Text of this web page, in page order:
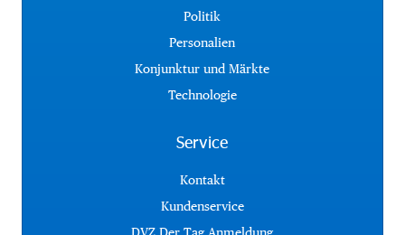
Politik
Personalien
Konjunktur und Märkte
Technologie
Service
Kontakt
Kundenservice